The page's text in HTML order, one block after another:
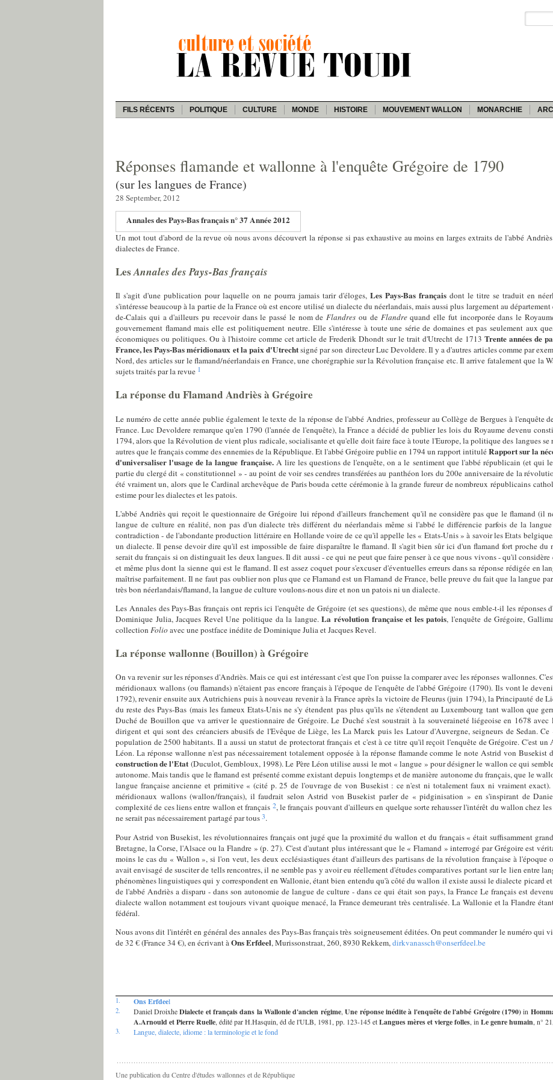
FILS RÉCENTS POLITIQUE CULTURE MONDE HISTOIRE MOUVEMENT WALLON MONARCHIE
Réponses flamande et wallonne à l'enquête Grégoire de 1790
(sur les langues de France)
28 September, 2012
Annales des Pays-Bas français n° 37 Année 2012
Un mot tout d'abord de la revue où nous avons découvert la réponse si pas exhaustive au moins en larges extraits de l'abbé
dialectes de France.
LesAnnales des Pays-Bas français
Il s'agit d'une publication pour laquelle on ne pourra jamais tarir d'éloges, Les Pays-Bas français dont le titre se traduit en
s'intéresse beaucoup à la partie de la France où est encore utilisé un dialecte du néerlandais, mais aussi plus largement au
de-Calais qui a d'ailleurs pu recevoir dans le passé le nom deFlandres ou de Flandrequand elle fut incorporée dans le
gouvernement flamand mais elle est politiquement neutre. Elle s'intéresse à toute une série de domaines et pas seulement aux
économiques ou politiques. Ou à l'histoire comme cet article de Frederik Dhondt sur le trait d'Utrecht de 1713 Trente années de
France, les Pays-Bas méridionaux et la paix d'Utrechtsigné par son directeur Luc Devoldere. Il y a d'autres articles comme par
Nord, des articles sur le flamand/néerlandais en France, une chorégraphie sur la Révolution française etc. Il arrive fatalement que la
sujets traités par la revue 1
La réponse du Flamand Andriès à Grégoire
Le numéro de cette année publie également le texte de la réponse de l'abbé Andries, professeur au Collège de Bergues à l'enquête
France. Luc Devoldere remarque qu'en 1790 (l'année de l'enquête), la France a décidé de publier les lois du Royaume devenu
1794, alors que la Révolution de vient plus radicale, socialisante et qu'elle doit faire face à toute l'Europe, la politique des langues se
autres que le français comme des ennemies de la République. Et l'abbé Grégoire publie en 1794 un rapport intituléRapport sur la
d'universaliser l'usage de la langue française. A lire les questions de l'enquête, on a le sentiment que l'abbé républicain (et qui
partie du clergé dit « constitutionnel » - au point de voir ses cendres transférées au panthéon lors du 200e anniversaire de la
été vraiment un, alors que le Cardinal archevêque de Paris bouda cette cérémonie à la grande fureur de nombreux républicains
estime pour les dialectes et les patois.
L'abbé Andriès qui reçoit le questionnaire de Grégoire lui répond d'ailleurs franchement qu'il ne considère pas que le flamand (il
langue de culture en réalité, non pas d'un dialecte très différent du néerlandais même si l'abbé le différencie parfois de la
contradiction - de l'abondante production littéraire en Hollande voire de ce qu'il appelle les « Etats-Unis » à savoir les Etats
un dialecte. Il pense devoir dire qu'il est impossible de faire disparaître le flamand. Il s'agit bien sûr ici d'un flamand fort proche du
serait du français si on distinguait les deux langues. Il dit aussi - ce qui ne peut que faire penser à ce que nous vivons - qu'il
et même plus dont la sienne qui est le flamand. Il est assez coquet pour s'excuser d'éventuelles erreurs dans sa réponse rédigée en
maîtrise parfaitement. Il ne faut pas oublier non plus que ce Flamand est un Flamand de France, belle preuve du fait que la langue
très bon néerlandais/flamand, la langue de culture voulons-nous dire et non un patois ni un dialecte.
Les Annales des Pays-Bas français ont repris ici l'enquête de Grégoire (et ses questions), de même que nous emble-t-il les
Dominique Julia, Jacques Revel Une politique da la langue.La révolution française et les patois, l'enquête de Grégoire,
collection Folio avec une postface inédite de Dominique Julia et Jacques Revel.
La réponse wallonne (Bouillon) à Grégoire
On va revenir sur les réponses d'Andriès. Mais ce qui est intéressant c'est que l'on puisse la comparer avec les réponses wallonnes.
méridionaux wallons (ou flamands) n'étaient pas encore français à l'époque de l'enquête de l'abbé Grégoire (1790). Ils vont le
1792), revenir ensuite aux Autrichiens puis à nouveau revenir à la France après la victoire de Fleurus (juin 1794), la Principauté de
du reste des Pays-Bas (mais les fameux Etats-Unis ne s'y étendent pas plus qu'ils ne s'étendent au Luxembourg tant wallon que
Duché de Bouillon que va arriver le questionnaire de Grégoire. Le Duché s'est soustrait à la souveraineté liégeoise en 1678
dirigent et qui sont des créanciers abusifs de l'Evêque de Liège, les La Marck puis les Latour d'Auvergne, seigneurs de Sedan.
population de 2500 habitants. Il a aussi un statut de protectorat français et c'est à ce titre qu'il reçoit l'enquête de Grégoire. C'est
Léon. La réponse wallonne n'est pas nécessairement totalement opposée à la réponse flamande comme le note Astrid von Busekist
construction de l'Etat(Duculot, Gembloux, 1998). Le Père Léon utilise aussi le mot « langue » pour désigner le wallon ce qui
autonome. Mais tandis que le flamand est présenté comme existant depuis longtemps et de manière autonome du français, que le
langue française ancienne et primitive « (cité p. 25 de l'ouvrage de von Busekist : ce n'est ni totalement faux ni vraiment
méridionaux wallons (wallon/français), il faudrait selon Astrid von Busekist parler de « pidginisation » en s'inspirant de
complexité de ces liens entre wallon et français 2, le français pouvant d'ailleurs en quelque sorte rehausser l'intérêt du wallon chez
ne serait pas nécessairement partagé par tous3.
Pour Astrid von Busekist, les révolutionnaires français ont jugé que la proximité du wallon et du français « était suffisamment
Bretagne, la Corse, l'Alsace ou la Flandre » (p. 27). C'est d'autant plus intéressant que le « Flamand » interrogé par Grégoire est
moins le cas du « Wallon », si l'on veut, les deux ecclésiastiques étant d'ailleurs des partisans de la révolution française à l'époque
avait envisagé de susciter de tells rencontres, il ne semble pas y avoir eu réellement d'études comparatives portant sur le lien entre
phénomènes linguistiques qui y correspondent en Wallonie, étant bien entendu qu'à côté du wallon il existe aussi le dialecte picard
de l'abbé Andriès a disparu - dans son autonomie de langue de culture - dans ce qui était son pays, la France Le français est
dialecte wallon notamment est toujours vivant quoique menacé, la France demeurant très centralisée. La Wallonie et la Flandre
fédéral.
Nous avons dit l'intérêt en général des annales des Pays-Bas français très soigneusement éditées. On peut commander le numéro qui
de 32 € (France 34 €), en écrivant àOns Erfdeel, Murissonstraat, 260, 8930 Rekkem,dirkvanassch@onserfdeel.be
1. Ons Erfdeel
2. Daniel DroixheDialecte et français dans la Wallonie d'ancien régime,Une réponse inédite à l'enquête de l'abbé Grégoire (1790)in
A.Arnould et Pierre Ruelle, édité par H.Hasquin, éd de l'ULB, 1981, pp. 123-145 etLangues mères et vierge folles, in Le genre humain, n°
3. Langue, dialecte, idiome : la terminologie et le fond
Une publication du Centre d'études wallonnes et de République